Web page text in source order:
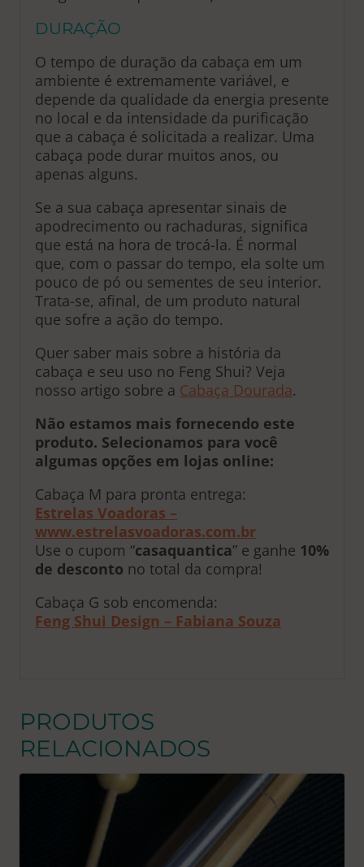
DURAÇÃO
O tempo de duração da cabaça em um
ambiente é extremamente variável, e
depende da qualidade da energia presente
no local e da intensidade da purificação
que a cabaça é solicitada a realizar. Uma
cabaça pode durar muitos anos, ou
apenas alguns.
Se a sua cabaça apresentar sinais de
apodrecimento ou rachaduras, significa
que está na hora de trocá-la. É normal
que, com o passar do tempo, ela solte um
pouco de pó ou sementes de seu interior.
Trata-se, afinal, de um produto natural
que sofre a ação do tempo.
Quer saber mais sobre a história da
cabaça e seu uso no Feng Shui? Veja
nosso artigo sobre a Cabaça Dourada.
Não estamos mais fornecendo este
produto. Selecionamos para você
algumas opções em lojas online:
Cabaça M para pronta entrega:
Estrelas Voadoras –
www.estrelasvoadoras.com.br
Use o cupom “casaquantica” e ganhe 10%
de desconto no total da compra!
Cabaça G sob encomenda:
Feng Shui Design – Fabiana Souza
PRODUTOS
RELACIONADOS